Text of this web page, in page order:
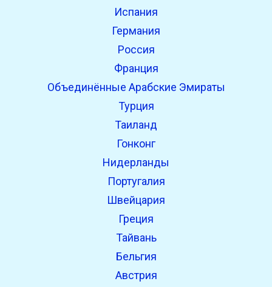
Испания
Германия
Россия
Франция
Объединённые Арабские Эмираты
Турция
Таиланд
Гонконг
Нидерланды
Португалия
Швейцария
Греция
Тайвань
Бельгия
Австрия